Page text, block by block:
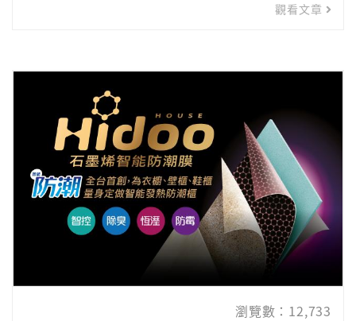
觀看文章
瀏覽數：12,733